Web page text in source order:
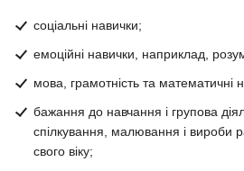
соціальні навички;
емоційні навички, наприклад,
мова, грамотність та математичні
бажання до навчання і групова
спілкування, малювання і вироби
свого віку;